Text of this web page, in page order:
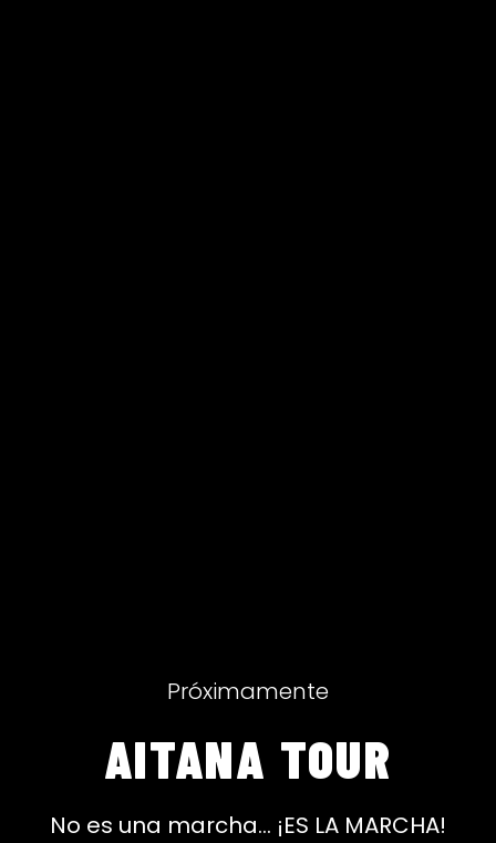
Próximamente
AITANA TOUR
No es una marcha... ¡ES LA MARCHA!